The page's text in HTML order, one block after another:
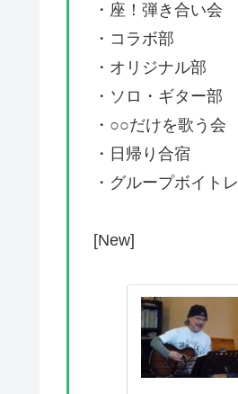
・座！弾き合い会
・コラボ部
・オリジナル部
・ソロ・ギター部
・○○だけを歌う会
・日帰り合宿
・グループボイトレ
[New]